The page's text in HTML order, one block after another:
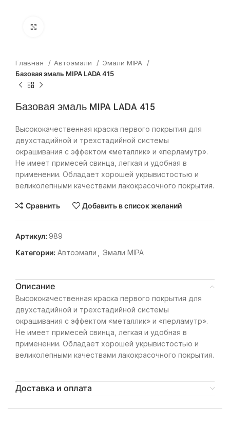
Главная Автоэмали
Эмали MIPA
Базовая эмаль MIPA LADA 415
Базовая эмаль MIPA LADA 415
Высококачественная краска первого покрытия для
двухстадийной и трехстадийной системы
окрашивания с эффектом «металлик» и «перламутр».
Не имеет примесей свинца, легкая и удобная в
применении. Обладает хорошей укрывистостью и
великолепными качествами лакокрасочного покрытия.
Сравнить Добавить в список желаний
Артикул: 989
Категории: Автоэмали Эмали MIPA
Описание
Высококачественная краска первого покрытия для
двухстадийной и трехстадийной системы
окрашивания с эффектом «металлик» и «перламутр».
Не имеет примесей свинца, легкая и удобная в
применении. Обладает хорошей укрывистостью и
великолепными качествами лакокрасочного покрытия.
Доставка и оплата